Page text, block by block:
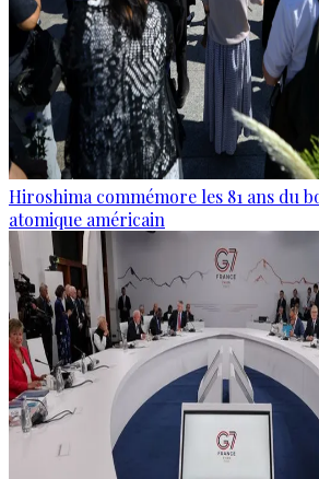
Hiroshima commémore les 81 ans du
atomique américain